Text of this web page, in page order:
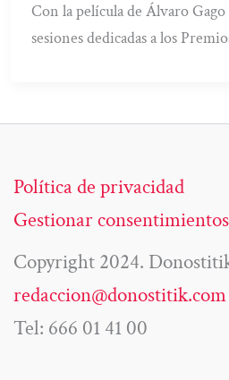
Con la película de Álvaro Gago
sesiones dedicadas a los
Política de privacidad
Gestionar consentimientos
Copyright 2024.
redaccion@donostitik.com
Tel: 666 01 41 00